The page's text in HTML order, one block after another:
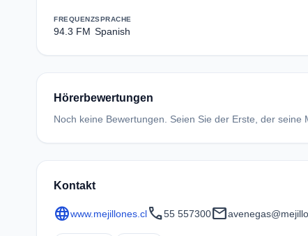
FREQUENZ
94.3 FM
SPRACHE
Spanish
Hörerbewertungen
Noch keine Bewertungen. Seien Sie der Erste, der seine
Kontakt
languagewww.mejillones.clcall55 557300mail